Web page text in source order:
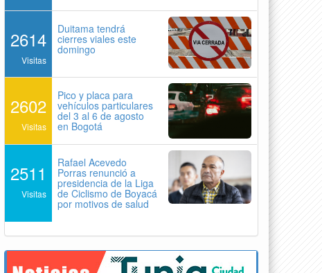
2614
Visitas
Duitama tendrá
cierres viales este
domingo
2602
Visitas
Pico y placa para
vehículos particulares
del 3 al 6 de agosto
en Bogotá
2511
Visitas
Rafael Acevedo
Porras renunció a
presidencia de la Liga
de Ciclismo de Boyacá
por motivos de salud